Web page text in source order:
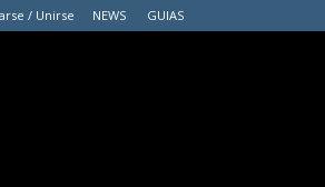
/ Unirse NEWS GUIAS